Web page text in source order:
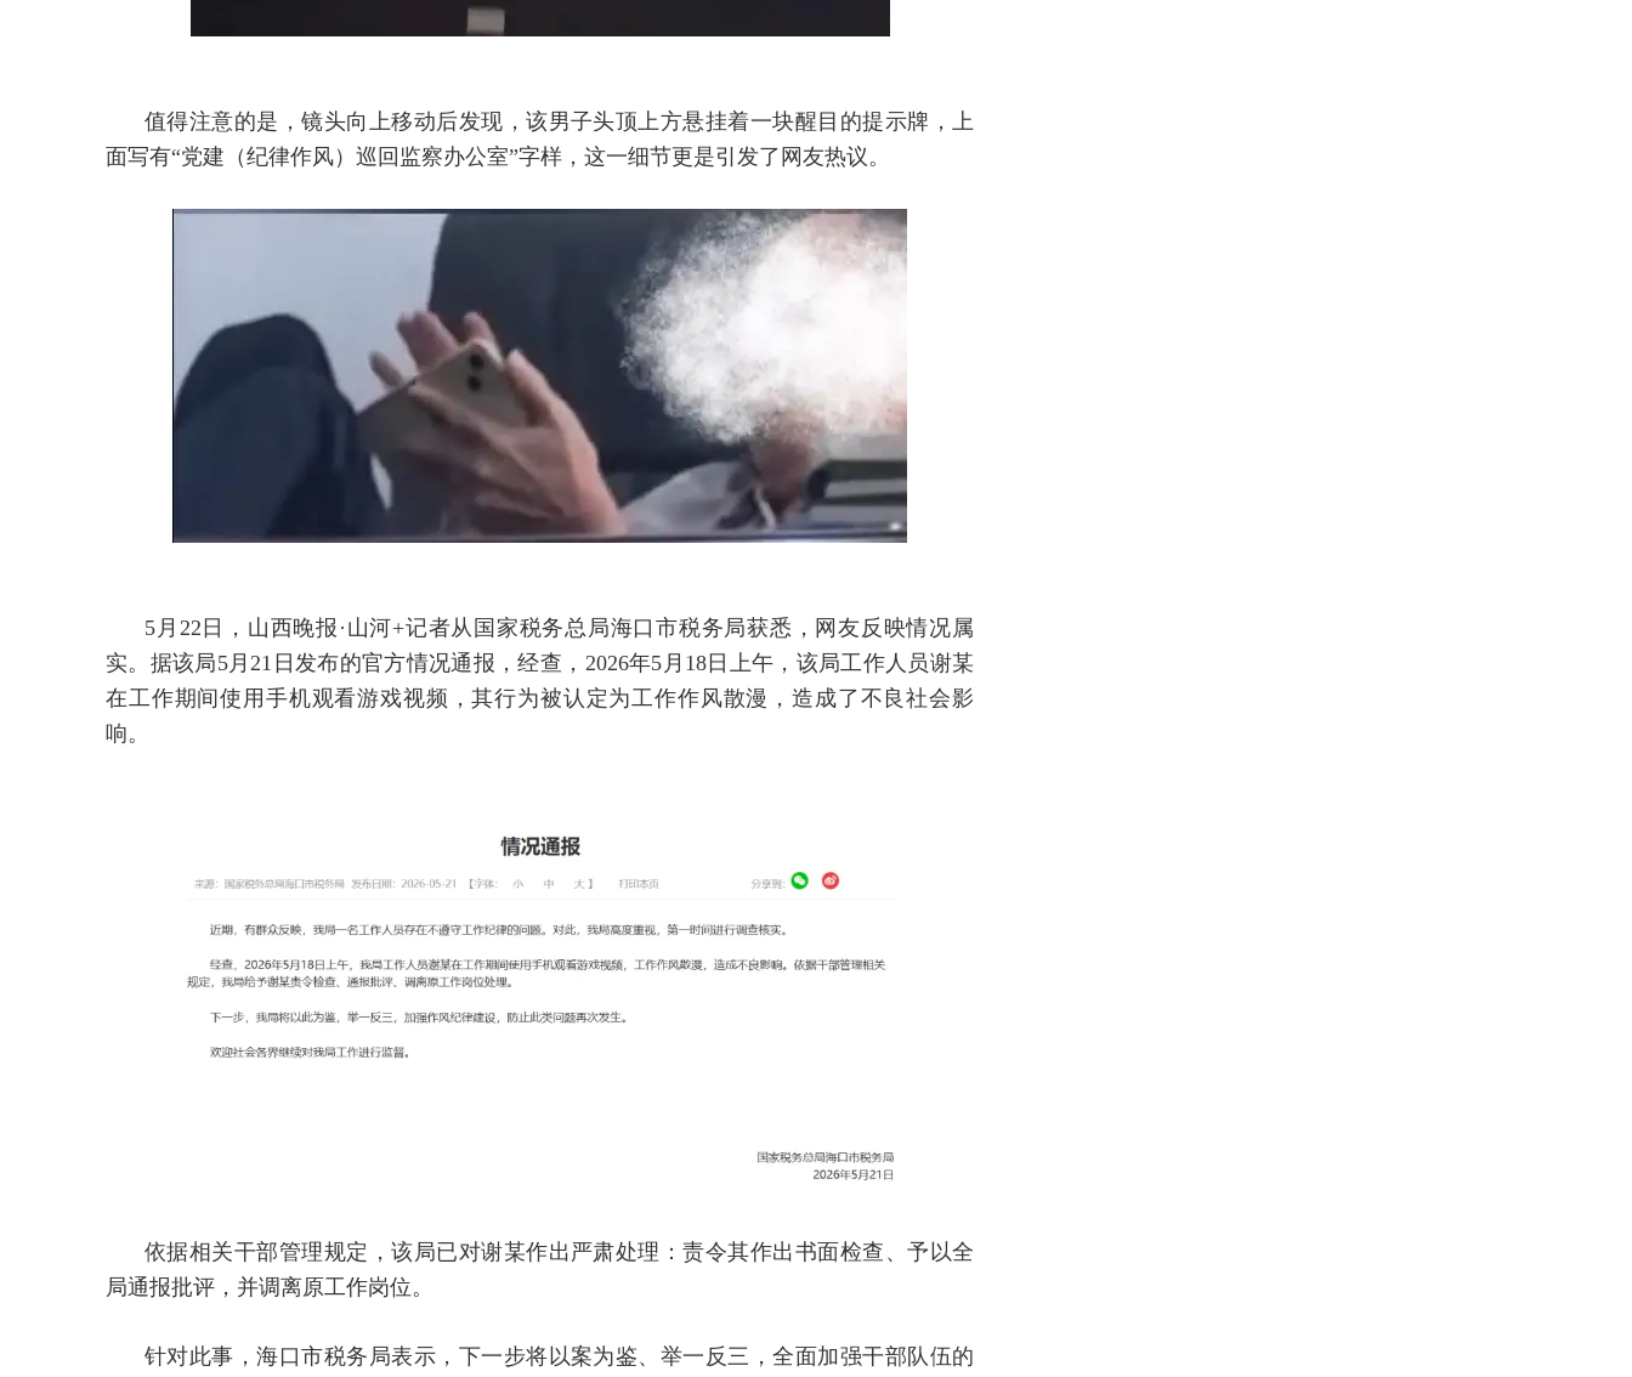
值得注意的是，镜头向上移动后发现，该男子头顶上方悬挂着一块醒目的提示牌，上
面写有“党建（纪律作风）巡回监察办公室”字样，这一细节更是引发了网友热议。
5月22日，山西晚报·山河+记者从国家税务总局海口市税务局获悉，网友反映情况属
实。据该局5月21日发布的官方情况通报，经查，2026年5月18日上午，该局工作人员谢某
在工作期间使用手机观看游戏视频，其行为被认定为工作作风散漫，造成了不良社会影
响。
依据相关干部管理规定，该局已对谢某作出严肃处理：责令其作出书面检查、予以全
局通报批评，并调离原工作岗位。
针对此事，海口市税务局表示，下一步将以案为鉴、举一反三，全面加强干部队伍的